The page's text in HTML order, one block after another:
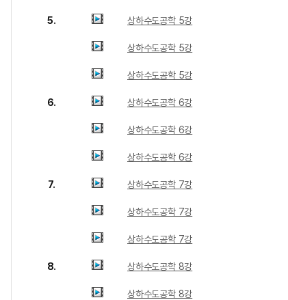
5. 상하수도공학 5강
상하수도공학 5강
상하수도공학 5강
6. 상하수도공학 6강
상하수도공학 6강
상하수도공학 6강
7. 상하수도공학 7강
상하수도공학 7강
상하수도공학 7강
8. 상하수도공학 8강
상하수도공학 8강